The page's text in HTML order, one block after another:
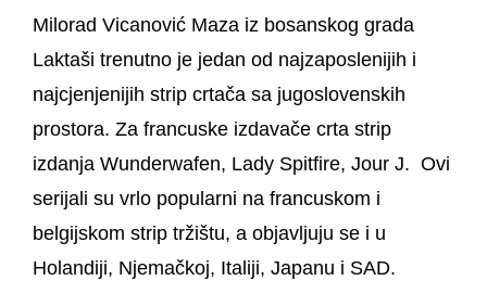
Milorad Vicanović Maza iz bosanskog grada
Laktaši trenutno je jedan od najzaposlenijih i
najcjenjenijih strip crtača sa jugoslovenskih
prostora. Za francuske izdavače crta strip
izdanja Wunderwafen, Lady Spitfire, Jour J. Ovi
serijali su vrlo popularni na francuskom i
belgijskom strip tržištu, a objavljuju se i u
Holandiji, Njemačkoj, Italiji, Japanu i SAD.